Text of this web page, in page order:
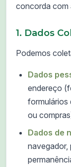
concorda com
1. Dados
Podemos
Dados
endereço
formulários
ou
Dados de
navegador,